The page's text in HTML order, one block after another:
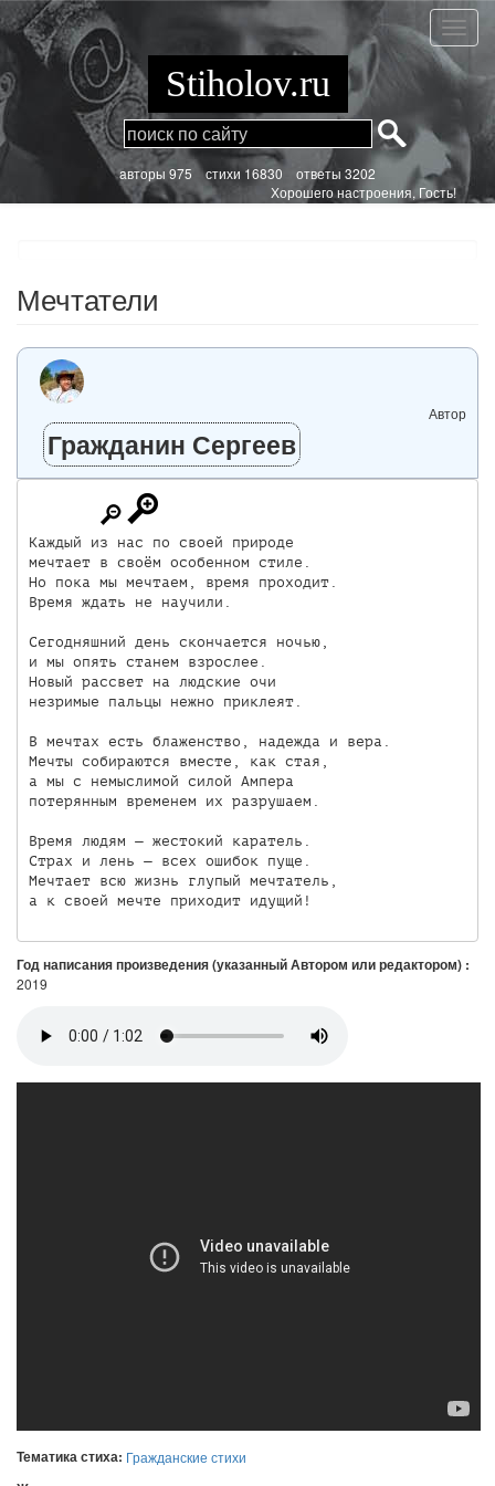
Перейти
к
основному
содержанию
Stiholov.ru
aвторы 975стихи 16830 ответы 3202
Хорошего настроения, Гость!
Мечтатели
Автор
Гражданин Сергеев
Каждый из нас по своей природе
мечтает в своём особенном стиле.
Но пока мы мечтаем, время проходит.
Время ждать не научили.
Сегодняшний день скончается ночью,
и мы опять станем взрослее.
Новый рассвет на людские очи
незримые пальцы нежно приклеят.
В мечтах есть блаженство, надежда и вера.
Мечты собираются вместе, как стая,
а мы с немыслимой силой Ампера
потерянным временем их разрушаем.
Время людям — жестокий каратель.
Страх и лень — всех ошибок пуще.
Мечтает всю жизнь глупый мечтатель,
а к своей мечте приходит идущий!
Год написания произведения (указанный Автором или редактором) :
2019
Тематика стиха: Гражданские стихи